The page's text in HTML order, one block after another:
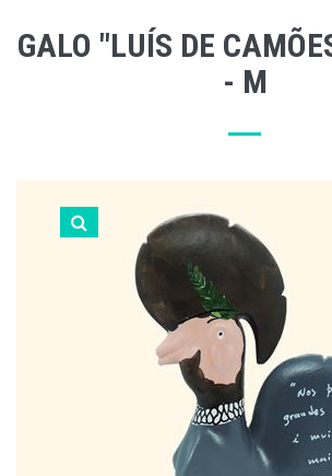
GALO "LUÍS DE
- M